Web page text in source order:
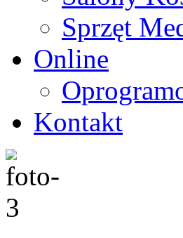
Sprzęt
Online
Kontakt